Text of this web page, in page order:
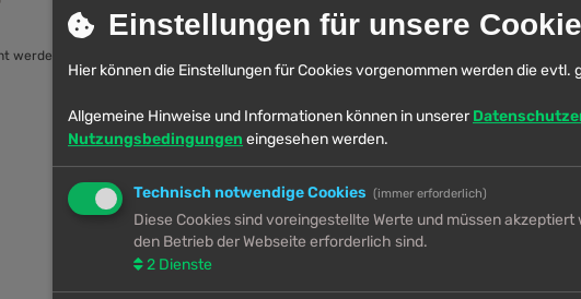
werden soll. Unterforen werden automatisch mit durchsucht, sofern du die Option
Einstellungen für unsere
Hier können die Einstellungen für Cookies vorgenommen werden die evtl.
Allgemeine Hinweise und Informationen können in unserer
Nutzungsbedingungen eingesehen werden.
Technisch notwendige Cookies (immer erforderlich)
Diese Cookies sind voreingestellte Werte und müssen akzeptiert
den Betrieb der Webseite erforderlich sind.
2 Dienste